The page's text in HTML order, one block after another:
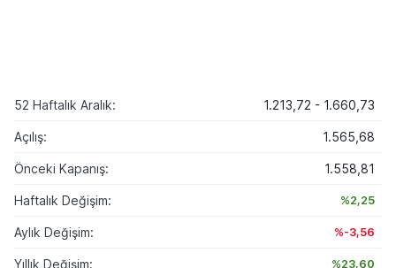
52 Haftalık Aralık: 1.213,72 - 1.660,73
Açılış: 1.565,68
Önceki Kapanış: 1.558,81
Haftalık Değişim: %2,25
Aylık Değişim: %-3,56
Yıllık Değişim: %23,60